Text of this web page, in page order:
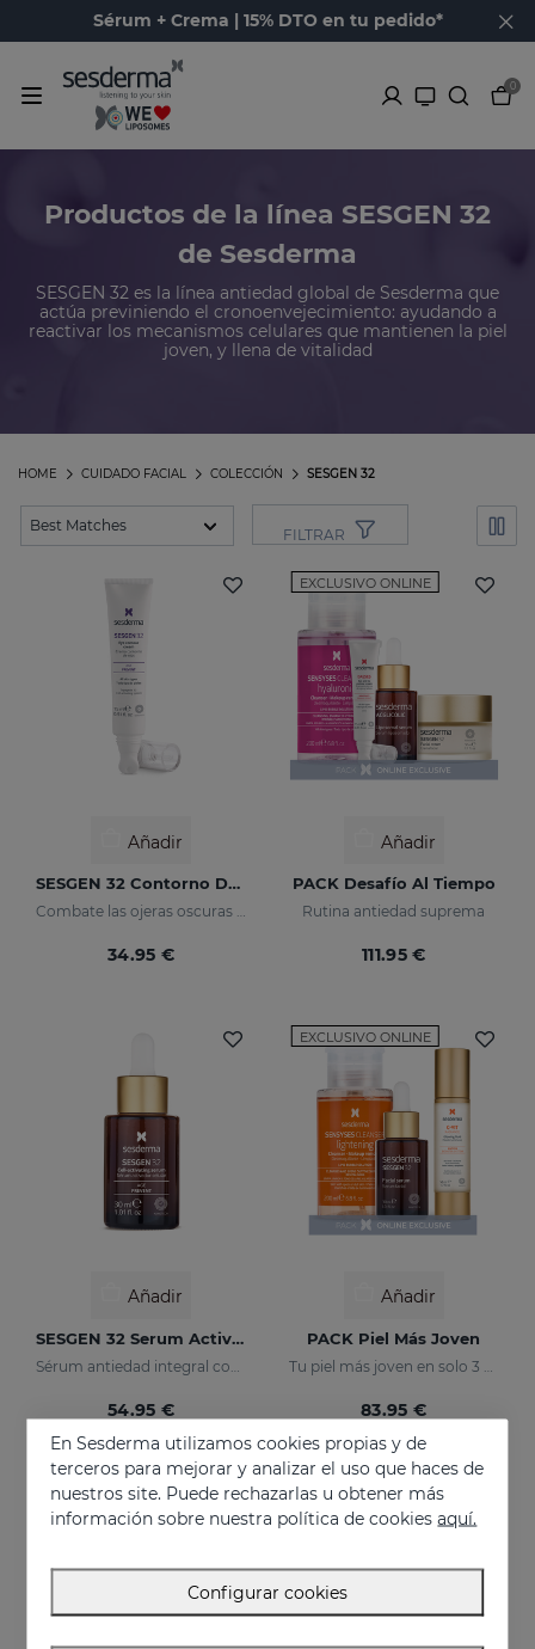
Sérum + Crema | 15% DTO en tu pedido*
0
Productos de la línea SESGEN 32
de Sesderma
SESGEN 32 es la línea antiedad global de Sesderma que
actúa previniendo el cronoenvejecimiento: ayudando a
reactivar los mecanismos celulares que mantienen la piel
joven, y llena de vitalidad
SESGEN 32
COLECCIÓN
CUIDADO FACIAL
HOME
FILTRAR
Añadir
SESGEN 32 Contorno De Ojos
Combate las ojeras oscuras y bolsas
34.95 €
EXCLUSIVO ONLINE
Añadir
PACK Desafío Al Tiempo
Rutina antiedad suprema
111.95 €
Añadir
SESGEN 32 Serum Activador Celular
54.95 €
EXCLUSIVO ONLINE
Añadir
PACK Piel Más Joven
83.95 €
En Sesderma utilizamos cookies propias y de
terceros para mejorar y analizar el uso que haces de
nuestros site. Puede rechazarlas u obtener más
información sobre nuestra política de cookiesaquí.
Configurar cookies